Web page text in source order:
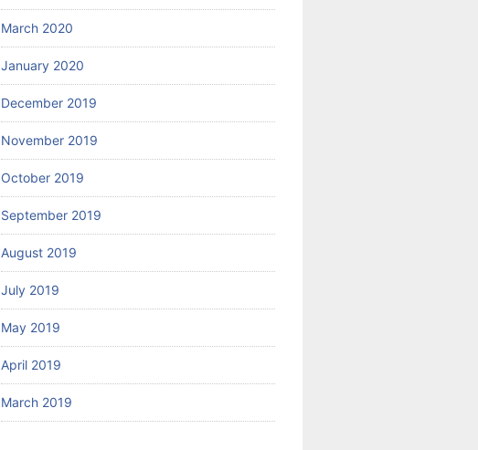
March 2020
January 2020
December 2019
November 2019
October 2019
September 2019
August 2019
July 2019
May 2019
April 2019
March 2019